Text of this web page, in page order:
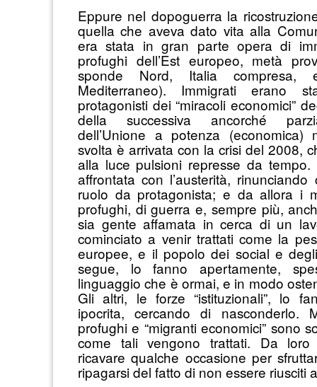
Eppure nel dopoguerra la
quella che aveva dato vita alla
era stata in gran parte opera di
profughi dell’Est europeo, metà
sponde Nord, Italia
Mediterraneo). Immigrati erano
protagonisti dei “miracoli economici”
della successiva ancorché
dell’Unione a potenza (economica)
svolta è arrivata con la crisi del 2008,
alla luce pulsioni represse da tempo.
affrontata con l’austerità,
ruolo da protagonista; e da allora i
profughi, di guerra e, sempre più,
sia gente affamata in cerca di un
cominciato a venir trattati come la
europee, e il popolo dei social e
segue, lo fanno apertamente,
linguaggio che è ormai, e in modo
Gli altri, le forze “istituzionali”, lo
ipocrita, cercando di nasconderlo.
profughi e “migranti economici” sono
come tali vengono trattati. Da
ricavare qualche occasione per
ripagarsi del fatto di non essere riusciti